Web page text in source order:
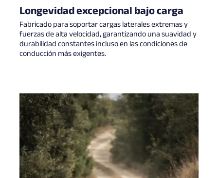
Longevidad excepcional bajo carga
Fabricado para soportar cargas laterales extremas y
fuerzas de alta velocidad, garantizando una suavidad y
durabilidad constantes incluso en las condiciones de
conducción más exigentes.